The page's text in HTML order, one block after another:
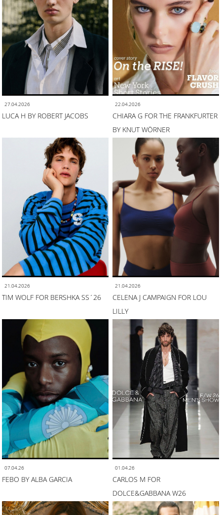
27.04.2026
LUCA H BY ROBERT JACOBS
22.04.2026
CHIARA G FOR THE FRANKFURTER
BY KNUT WÖRNER
21.04.2026
TIM WOLF FOR BERSHKA SS´26
21.04.2026
CELENA J CAMPAIGN FOR LOU
LILLY
07.04.26
FEBO BY ALBA GARCIA
01.04.26
CARLOS M FOR
DOLCE&GABBANA W26